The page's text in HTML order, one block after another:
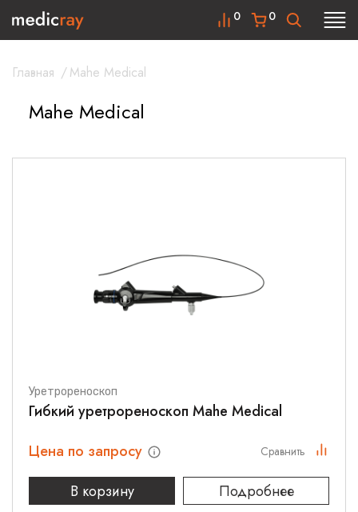
0
0
Главная /Mahe Medical
Mahe Medical
Уретрореноскоп
Гибкий уретрореноскоп Mahe Medical
Цена по запросу
В корзину
Подробнее
Сравнить